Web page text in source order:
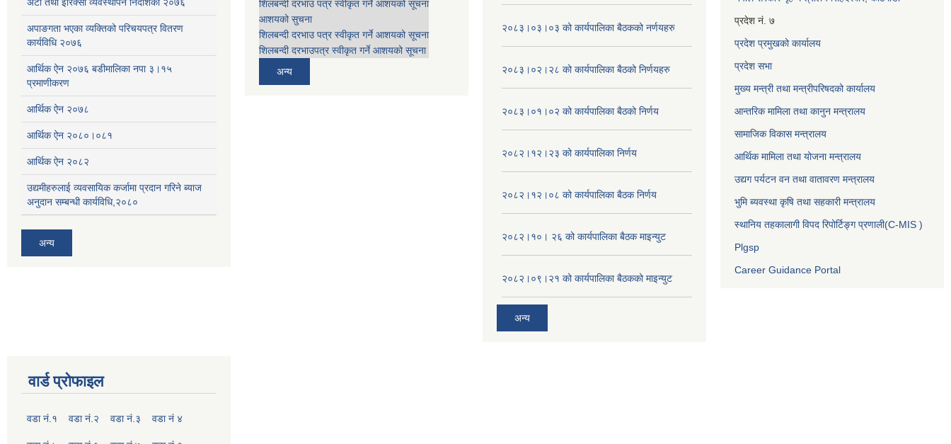
अपाङगता भएका व्यक्तिको परिचयपत्र वितरण
कार्यविधि २०७६
आर्थिक ऐन २०७६ बडीमालिका नपा ३।१५
प्रमाणीकरण
आर्थिक ऐन २०७८
आर्थिक ऐन २०८०।०८१
आर्थिक ऐन २०८२
उद्यमीहरुलाई व्यवसायिक कर्जामा प्रदान गरिने ब्याज
अनुदान सम्बन्धी कार्यविधि,२०८०
अन्य
शिलबन्दी दरभाउ पत्र स्वीकृत गर्ने आशयको सूचना
आशयको सुचना
शिलबन्दी दरभाउ पत्र स्वीकृत गर्ने आशयको सूचना
शिलबन्दी दरभाउपत्र स्वीकृत गर्ने आशयको सूचना
अन्य
२०८३।०३।०३ को कार्यपालिका बैठकको नर्णयहरु
२०८३।०२।२८ को कार्यपालिका बैठको निर्णयहरु
२०८३।०१।०२ को कार्यपालिका बैठको निर्णय
२०८२।१२।२३ को कार्यपालिका निर्णय
२०८२।१२।०८ को कार्यपालिका बैठक निर्णय
२०८२।१०। २६ को कार्यपालिका बैठक माइन्युट
२०८२।०९।२१ को कार्यपालिका बैठकको माइन्युट
अन्य
प्रदेश नं. ७
प्रदेश प्रमुखको कार्यालय
प्रदेश सभा
मुख्य मन्त्री तथा मन्त्रीपरिषदको कार्यालय
आन्तरिक मामिला तथा कानुन मन्त्रालय
सामाजिक विकास मन्त्रालय
आर्थिक मामिला तथा योजना मन्त्रालय
उद्यग पर्यटन वन तथा वातावरण मन्त्रालय
भुमि ब्यवस्था कृषि तथा सहकारी मन्त्रालय
स्थानिय तहकालागी विपद रिपोर्टिङ्ग प्रणाली(C-MIS )
Plgsp
Career Guidance Portal
वार्ड प्रोफाइल
वडा नं.१ वडा नं.२ वडा नं.३ वडा नं ४